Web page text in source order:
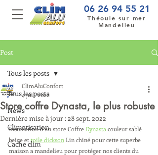
06 26 94 55 21
Théoule sur mer
Mandelieu
Post
Tous les posts
News
Climatisation
Cache clim
Tous les posts
Store coffre Dynasta, le plus robuste
ClimAluConfort
4 juil. 2022
Dernière mise à jour :28 sept. 2022
Installation d'un store Coffre Dynasta couleur sablé
beige et toile dickson Lin chiné pour cette superbe
maison a mandelieu pour protéger nos clients du